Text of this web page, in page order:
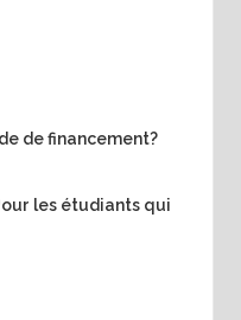
de financement?
les étudiants qui